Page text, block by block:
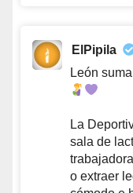
ElPipila
León
La
sala de
o extraer